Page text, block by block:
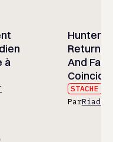
à
Hunter
And
STACHE
ParRiad